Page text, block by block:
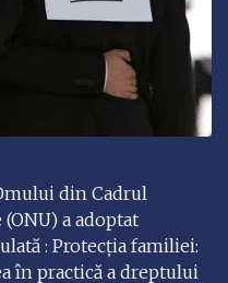
din Cadrul
a adoptat
: Protecția familiei:
în practică a dreptului